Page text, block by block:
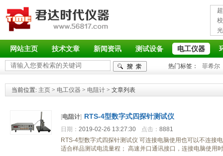
网站主页 技术文章 新闻资讯 测试设备 电工仪器
热门标签： 菲希尔
当前位置: 主页 > 电工仪器 > 电阻计 > 文章列表
[电阻计] RTS-4型数字式四探针测试仪
日期： 2019-02-26 13:27:30 点击： 8881
RTS-4型数字式四探针测试仪 可连接电脑使用也可以不连接
适合样品测试电流量程； 高速并口通讯接口，连接电脑使用